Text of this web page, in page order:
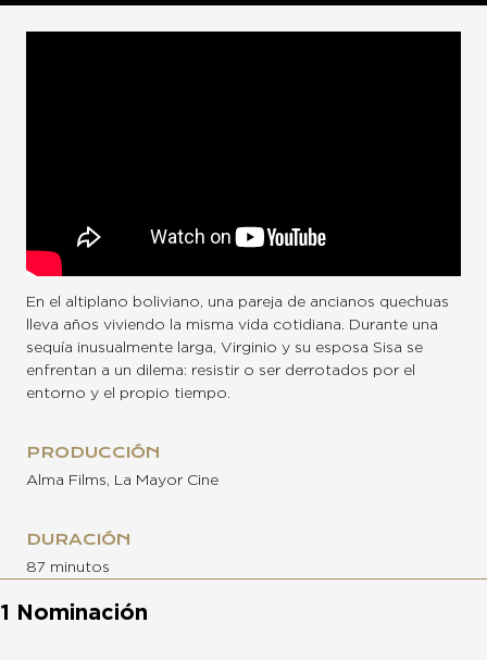
En el altiplano boliviano, una pareja de ancianos quechuas
lleva años viviendo la misma vida cotidiana. Durante una
sequía inusualmente larga, Virginio y su esposa Sisa se
enfrentan a un dilema: resistir o ser derrotados por el
entorno y el propio tiempo.
PRODUCCIÓN
Alma Films, La Mayor Cine
DURACIÓN
87 minutos
1 Nominación